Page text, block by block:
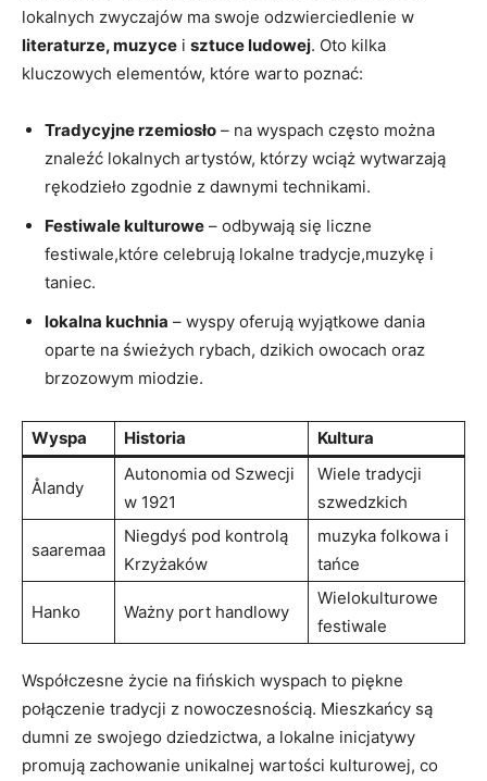
⁤lokalnych zwyczajów ma swoje odzwierciedlenie w
literaturze, muzyce i sztuce ludowej. Oto kilka
kluczowych‍ elementów, ‌które warto poznać:
Tradycyjne rzemiosło – na wyspach ‍często można
znaleźć lokalnych artystów, którzy wciąż wytwarzają
rękodzieło zgodnie⁤ z dawnymi technikami.
Festiwale kulturowe – odbywają się liczne
festiwale,które celebrują lokalne⁢ tradycje,muzykę i
taniec.
lokalna kuchnia – wyspy oferują wyjątkowe dania
oparte na świeżych rybach, dzikich owocach oraz
brzozowym ‌miodzie.
Wyspa Historia Kultura
Ålandy
Autonomia od ⁣Szwecji
w 1921
Wiele tradycji
szwedzkich
saaremaa
Niegdyś pod kontrolą
Krzyżaków
muzyka folkowa​ i
tańce
Hanko Ważny port handlowy
Wielokulturowe
festiwale
Współczesne życie na fińskich ‍wyspach to piękne
połączenie tradycji z ⁤nowoczesnością. Mieszkańcy są
⁣dumni ⁤ze swojego dziedzictwa, a lokalne inicjatywy
promują zachowanie unikalnej ⁣wartości kulturowej, co